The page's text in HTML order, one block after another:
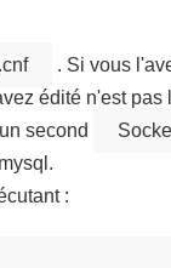
. Si vous
édité n'est
second
: